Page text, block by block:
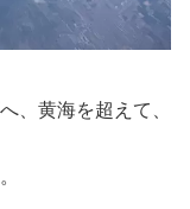
、黄海を超えて、